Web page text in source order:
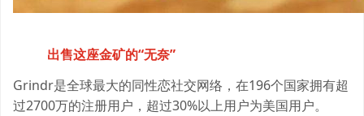
出售这座金矿的“无奈”
Grindr是全球最大的同性恋社交网络，在196个国家拥有超
过2700万的注册用户，超过30%以上用户为美国用户。